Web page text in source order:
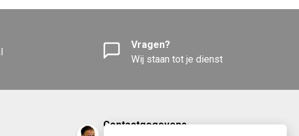
Vragen?
Wij staan tot je dienst
Contactgegevens